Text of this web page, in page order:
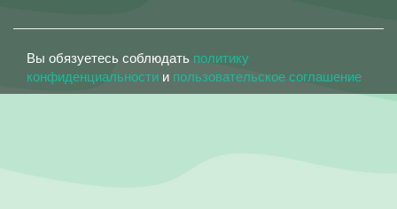
Вы обязуетесь соблюдать политику
конфиденциальности и пользовательское соглашение